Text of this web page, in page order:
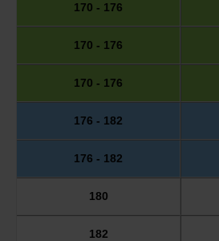
170 - 176
170 - 176
170 - 176
176 - 182
176 - 182
180
182